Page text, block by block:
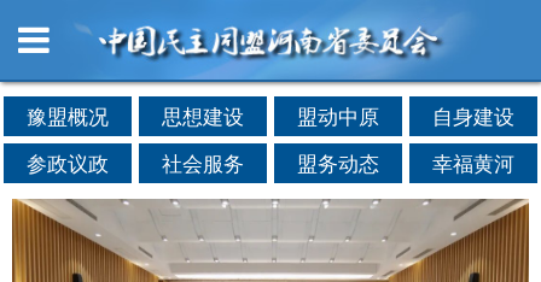
豫盟概况 思想建设 盟动中原
自身建设
参政议政
社会服务 盟务动态 幸福黄河